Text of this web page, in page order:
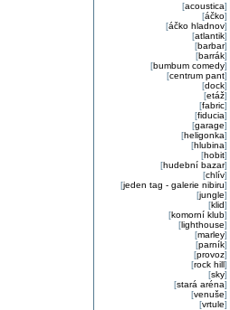
[acoustica]
[áčko]
[áčko hladnov]
[atlantik]
[barbar]
[barrák]
[bumbum comedy]
[centrum pant]
[dock]
[etáž]
[fabric]
[fiducia]
[garage]
[heligonka]
[hlubina]
[hobit]
[hudební bazar]
[chlív]
[jeden tag - galerie nibiru]
[jungle]
[klid]
[komorní klub]
[lighthouse]
[marley]
[parník]
[provoz]
[rock hill]
[sky]
[stará aréna]
[venuše]
[vrtule]